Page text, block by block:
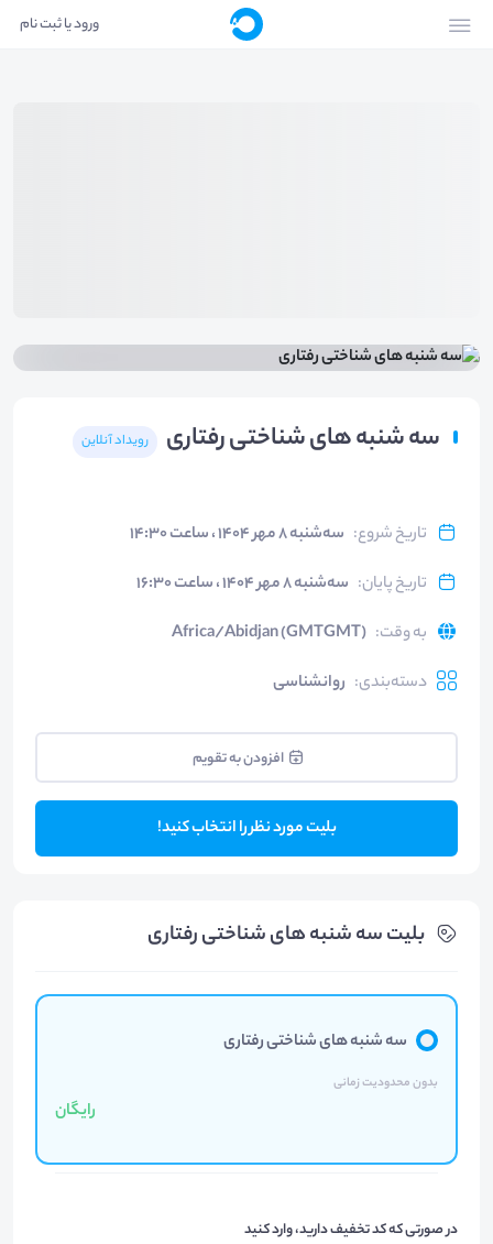
ورود یا ثبت نام
سه شنبه های شناختی رفتاری رویداد آنلاین
تاریخ شروع: سه‌شنبه ۸ مهر ۱۴۰۴ ، ساعت ۱۴:۳۰
تاریخ پایان: سه‌شنبه ۸ مهر ۱۴۰۴ ، ساعت ۱۶:۳۰
به وقت:
Africa/Abidjan (GMTGMT)
دسته‌بندی: روانشناسی
افزودن به تقویم
بلیت مورد نظر را انتخاب کنید!
بلیت‌ سه شنبه های شناختی رفتاری
سه شنبه های شناختی رفتاری
بدون محدودیت زمانی
رایگان
در صورتی که کد تخفیف دارید، وارد کنید